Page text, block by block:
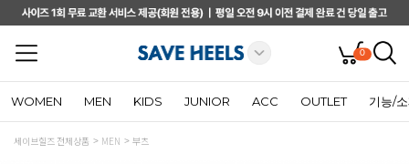
0
WOMEN MEN KIDS JUNIOR ACC OUTLET 기능/
세이브힐즈 전체상품 MEN 부츠